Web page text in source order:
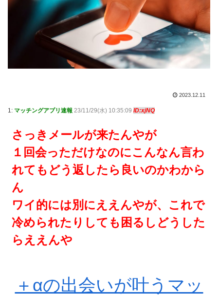
2023.12.11
1: マッチングアプリ速報 23/11/29(水) 10:35:09 ID:xjNQ
さっきメールが来たんやが
１回会っただけなのにこんなん言わ
れてもどう返したら良いのかわから
ん
ワイ的には別にええんやが、これで
冷められたりしても困るしどうした
らええんや
＋αの出会いが叶うマッ